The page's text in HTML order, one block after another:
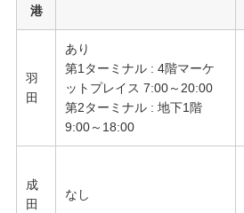
港
羽
田
あり
第1ターミナル : 4階マーケ
ットプレイス 7:00～20:00
第2ターミナル : 地下1階
9:00～18:00
成
田
なし